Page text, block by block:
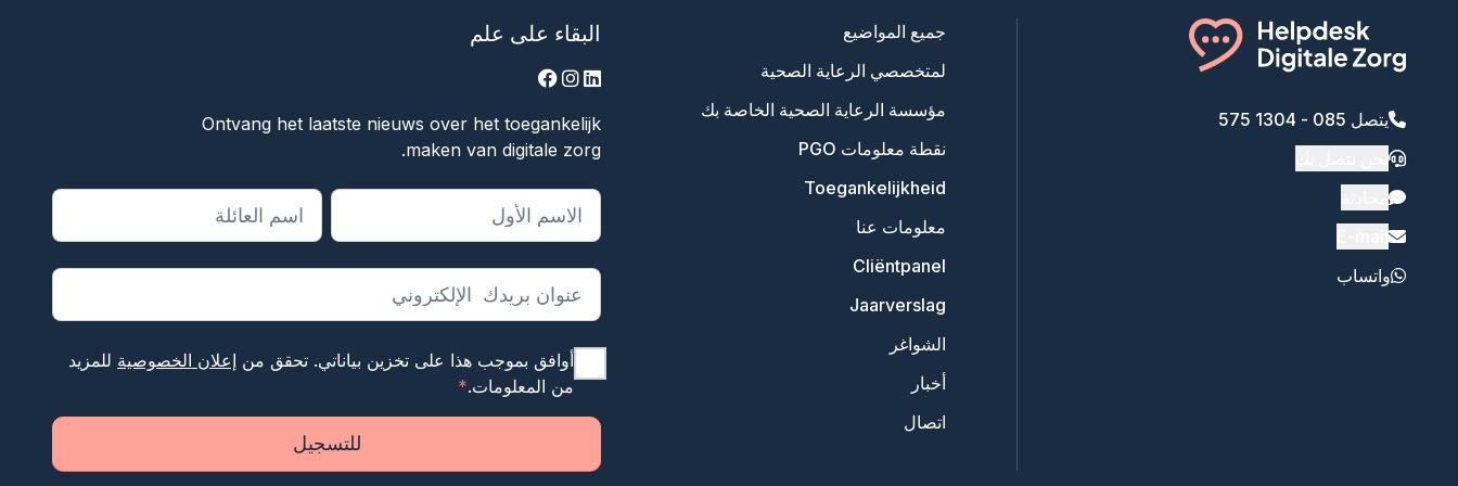
يتصل 085 - 1304 575
واتساب
جميع المواضيع
لمتخصصي الرعاية الصحية
مؤسسة الرعاية الصحية الخاصة بك
نقطة معلومات PGO
Toegankelijkheid
معلومات عنا
Cliëntpanel
Jaarverslag
الشواغر
أخبار
اتصال
البقاء على علم
linkedin
instagram
facebook
Ontvang het laatste nieuws over het toegankelijk
maken van digitale zorg.
يشير "*" إلى الحقول المطلوبة
أوافق بموجب هذا على تخزين بياناتي. تحقق من إعلان الخصوصية للمزيد
من المعلومات.*
للتسجيل